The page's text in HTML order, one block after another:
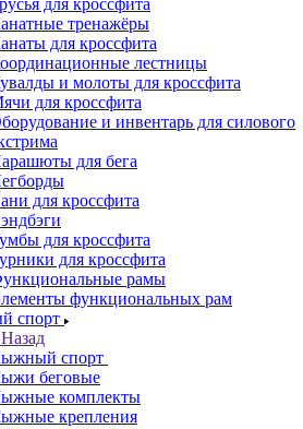
для кроссфита
тренажёры
для кроссфита
лестницы
и молоты для кроссфита
для кроссфита
и инвентарь для силового
для бега
для кроссфита
для кроссфита
для кроссфита
рамы
функциональных рам
спорт
Назад
спорт
беговые
комплекты
крепления